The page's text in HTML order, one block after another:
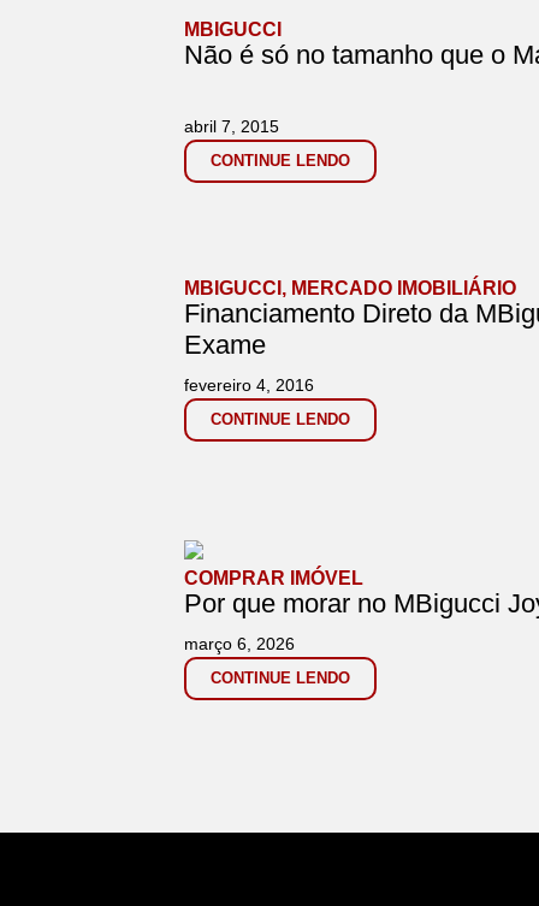
MBIGUCCI
Não é só no tamanho que o
CONTINUE LENDO
abril 7, 2015
MBIGUCCI , MERCADO IMOBILIÁRIO
Financiamento Direto da
Exame
CONTINUE LENDO
fevereiro 4, 2016
COMPRAR IMÓVEL
Por que morar no MBigucci
CONTINUE LENDO
março 6, 2026